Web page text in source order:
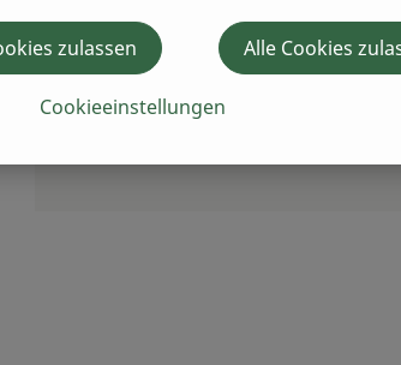
Cookieeinstellungen
zulassen Alle Cookies